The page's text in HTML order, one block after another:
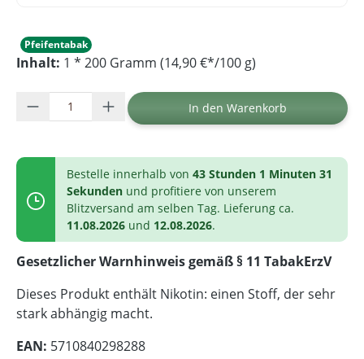
Pfeifentabak
Inhalt: 1 * 200 Gramm (14,90 €*/100 g)
Produkt Anzahl: Gib den gewünschten
In den Warenkorb
Bestelle innerhalb von 43 Stunden 1 Minuten 31
Sekunden und profitiere von unserem
Blitzversand am selben Tag. Lieferung ca.
11.08.2026 und 12.08.2026.
Gesetzlicher Warnhinweis gemäß § 11 TabakErzV
Dieses Produkt enthält Nikotin: einen Stoff, der sehr
stark abhängig macht.
EAN: 5710840298288